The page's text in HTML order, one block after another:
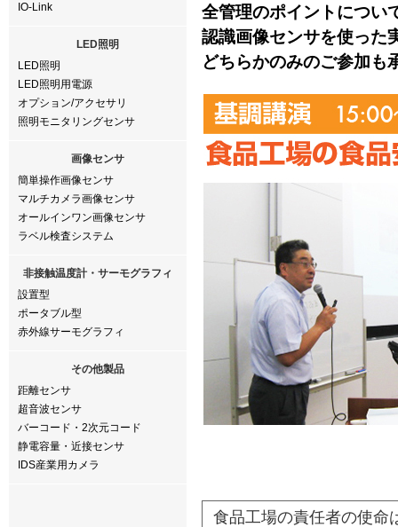
IO-Link
LED照明
LED照明
LED照明用電源
オプション/アクセサリ
照明モニタリングセンサ
画像センサ
簡単操作画像センサ
マルチカメラ画像センサ
オールインワン画像センサ
ラベル検査システム
非接触温度計・サーモグラフィ
設置型
ポータブル型
赤外線サーモグラフィ
その他製品
距離センサ
超音波センサ
バーコード・2次元コード
静電容量・近接センサ
IDS産業用カメラ
全管理のポイントについ
認識画像センサを使った
どちらかのみのご参加も
食品工場の責任者の使命